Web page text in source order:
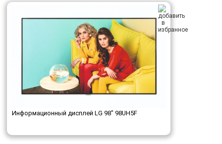
Информационный дисплей LG 98" 98UH5F